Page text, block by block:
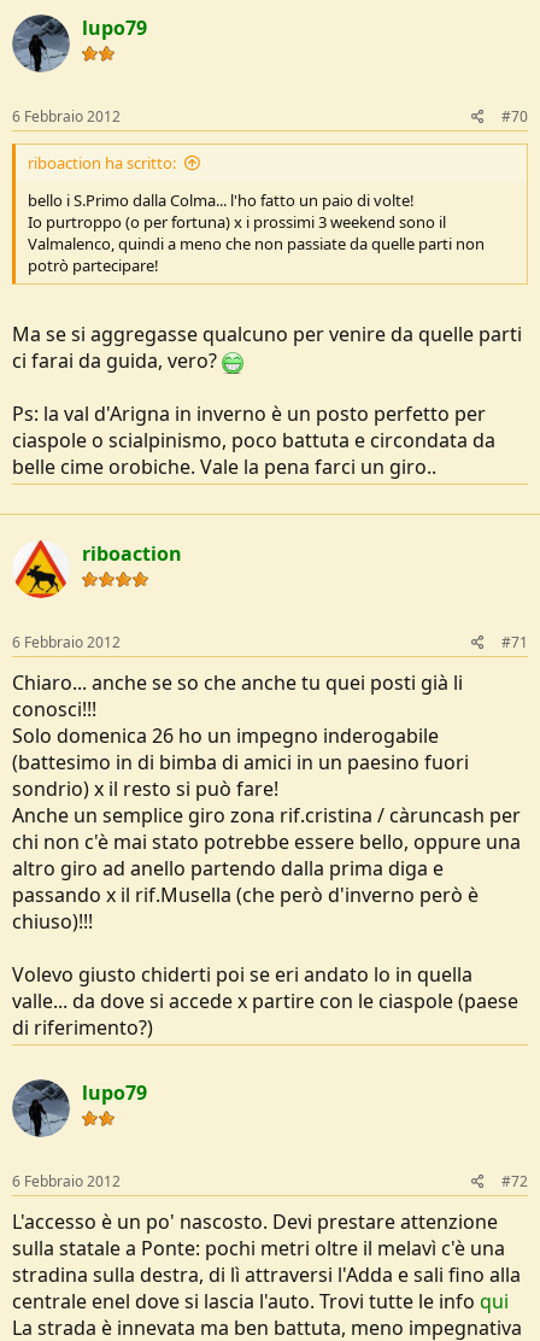
lupo79
6 Febbraio 2012 #70
riboaction ha scritto:
bello i S.Primo dalla Colma... l'ho fatto un paio di volte!
Io purtroppo (o per fortuna) x i prossimi 3 weekend sono il
Valmalenco, quindi a meno che non passiate da quelle parti non
potrò partecipare!
Ma se si aggregasse qualcuno per venire da quelle parti
ci farai da guida, vero?
Ps: la val d'Arigna in inverno è un posto perfetto per
ciaspole o scialpinismo, poco battuta e circondata da
belle cime orobiche. Vale la pena farci un giro..
riboaction
6 Febbraio 2012 #71
Chiaro... anche se so che anche tu quei posti già li
conosci!!!
Solo domenica 26 ho un impegno inderogabile
(battesimo in di bimba di amici in un paesino fuori
sondrio) x il resto si può fare!
Anche un semplice giro zona rif.cristina / càruncash per
chi non c'è mai stato potrebbe essere bello, oppure una
altro giro ad anello partendo dalla prima diga e
passando x il rif.Musella (che però d'inverno però è
chiuso)!!!
Volevo giusto chiderti poi se eri andato lo in quella
valle... da dove si accede x partire con le ciaspole (paese
di riferimento?)
lupo79
6 Febbraio 2012 #72
L'accesso è un po' nascosto. Devi prestare attenzione
sulla statale a Ponte: pochi metri oltre il melavì c'è una
stradina sulla destra, di lì attraversi l'Adda e sali fino alla
centrale enel dove si lascia l'auto. Trovi tutte le info qui
La strada è innevata ma ben battuta, meno impegnativa